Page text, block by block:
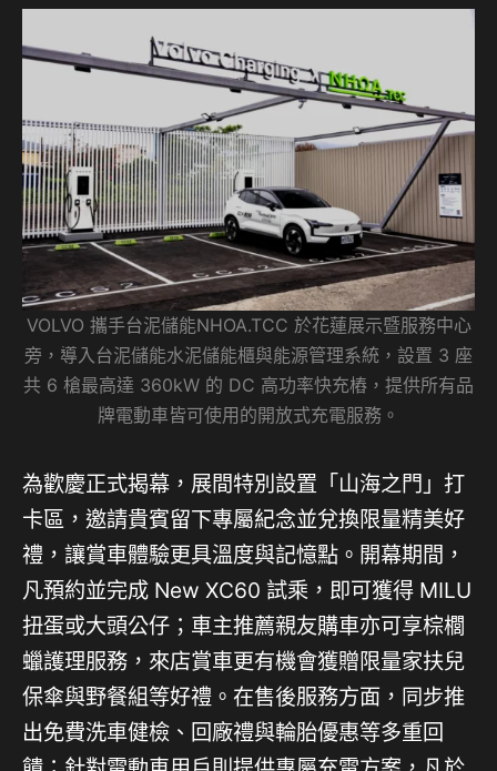
VOLVO 攜手台泥儲能NHOA.TCC 於花蓮展示暨服務中心
旁，導入台泥儲能水泥儲能櫃與能源管理系統，設置 3 座
共 6 槍最高達 360kW 的 DC 高功率快充樁，提供所有品
牌電動車皆可使用的開放式充電服務。
為歡慶正式揭幕，展間特別設置「山海之門」打
卡區，邀請貴賓留下專屬紀念並兌換限量精美好
禮，讓賞車體驗更具溫度與記憶點。開幕期間，
凡預約並完成 New XC60 試乘，即可獲得 MILU
扭蛋或大頭公仔；車主推薦親友購車亦可享棕櫚
蠟護理服務，來店賞車更有機會獲贈限量家扶兒
保傘與野餐組等好禮。在售後服務方面，同步推
出免費洗車健檢、回廠禮與輪胎優惠等多重回